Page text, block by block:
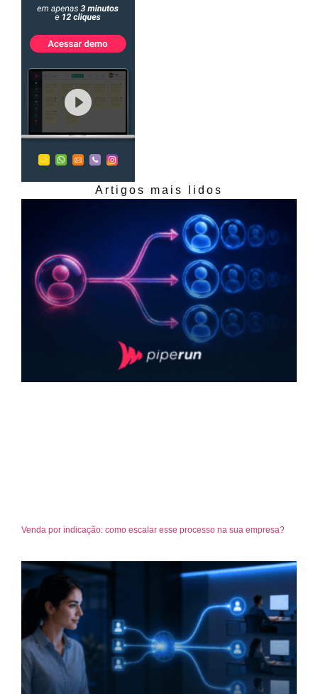
Artigos mais lidos
Venda por indicação: como escalar esse processo na sua empresa?